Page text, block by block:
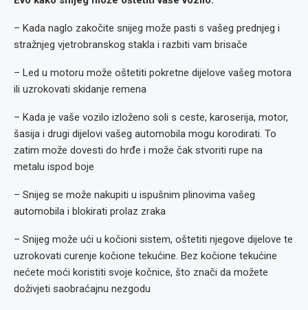
– Kada naglo zakočite snijeg može pasti s vašeg prednjeg i
stražnjeg vjetrobranskog stakla i razbiti vam brisače
– Led u motoru može oštetiti pokretne dijelove vašeg motora
ili uzrokovati skidanje remena
– Kada je vaše vozilo izloženo soli s ceste, karoserija, motor,
šasija i drugi dijelovi vašeg automobila mogu korodirati. To
zatim može dovesti do hrđe i može čak stvoriti rupe na
metalu ispod boje
– Snijeg se može nakupiti u ispušnim plinovima vašeg
automobila i blokirati prolaz zraka
– Snijeg može ući u kočioni sistem, oštetiti njegove dijelove te
uzrokovati curenje kočione tekućine. Bez kočione tekućine
nećete moći koristiti svoje kočnice, što znači da možete
doživjeti saobraćajnu nezgodu